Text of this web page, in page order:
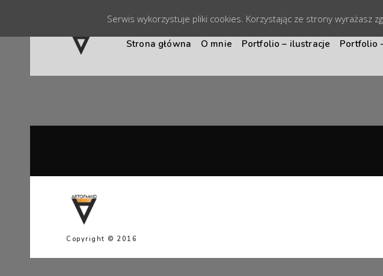
Strona główna O mnie Portfolio – ilustracje Portfolio
Copyright © 2016
Serwis wykorzystuje pliki cookies. Korzystając ze strony wyrażasz